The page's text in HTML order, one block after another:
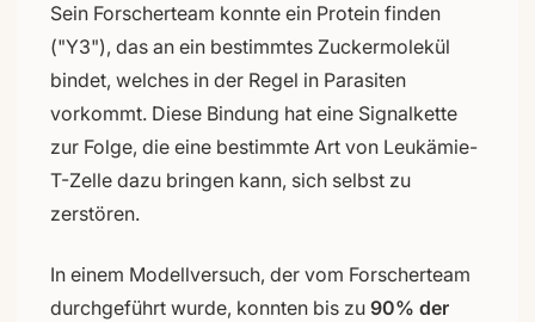
Sein Forscherteam konnte ein Protein finden
("Y3"), das an ein bestimmtes Zuckermolekül
bindet, welches in der Regel in Parasiten
vorkommt. Diese Bindung hat eine Signalkette
zur Folge, die eine bestimmte Art von Leukämie-
T-Zelle dazu bringen kann, sich selbst zu
zerstören.
In einem Modellversuch, der vom Forscherteam
durchgeführt wurde, konnten bis zu 90% der